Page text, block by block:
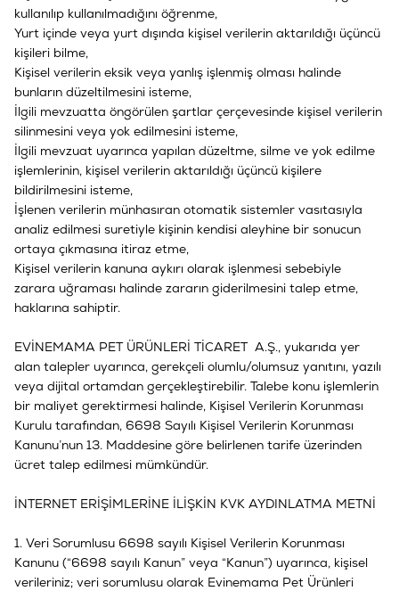
kullanılıp kullanılmadığını öğrenme,
Yurt içinde veya yurt dışında kişisel verilerin aktarıldığı üçüncü
kişileri bilme,
Kişisel verilerin eksik veya yanlış işlenmiş olması halinde
bunların düzeltilmesini isteme,
İlgili mevzuatta öngörülen şartlar çerçevesinde kişisel verilerin
silinmesini veya yok edilmesini isteme,
İlgili mevzuat uyarınca yapılan düzeltme, silme ve yok edilme
işlemlerinin, kişisel verilerin aktarıldığı üçüncü kişilere
bildirilmesini isteme,
İşlenen verilerin münhasıran otomatik sistemler vasıtasıyla
analiz edilmesi suretiyle kişinin kendisi aleyhine bir sonucun
ortaya çıkmasına itiraz etme,
Kişisel verilerin kanuna aykırı olarak işlenmesi sebebiyle
zarara uğraması halinde zararın giderilmesini talep etme,
haklarına sahiptir.
EVİNEMAMA PET ÜRÜNLERİ TİCARET A.Ş., yukarıda yer
alan talepler uyarınca, gerekçeli olumlu/olumsuz yanıtını, yazılı
veya dijital ortamdan gerçekleştirebilir. Talebe konu işlemlerin
bir maliyet gerektirmesi halinde, Kişisel Verilerin Korunması
Kurulu tarafından, 6698 Sayılı Kişisel Verilerin Korunması
Kanunu’nun 13. Maddesine göre belirlenen tarife üzerinden
ücret talep edilmesi mümkündür.
İNTERNET ERİŞİMLERİNE İLİŞKİN KVK AYDINLATMA METNİ
1. Veri Sorumlusu 6698 sayılı Kişisel Verilerin Korunması
Kanunu (“6698 sayılı Kanun” veya “Kanun”) uyarınca, kişisel
verileriniz; veri sorumlusu olarak Evinemama Pet Ürünleri